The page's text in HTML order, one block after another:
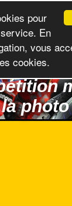
photo
pour
En
vous
cookies.